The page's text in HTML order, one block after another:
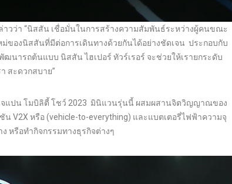
วว่า “นิสสัน เชื่อมั่นในการสร้างความสัมพันธ์ระหว่างผู้คนขณะ
ของนิสสันที่มีต่อการเดินทางด้วยกันได้อย่างชัดเจน ประกอบกับ
นารถต้นแบบ นิสสัน ไฮเปอร์ ทัวร์เรอร์ จะช่วยให้เรายกระดับ
สะดวกสบาย”
จแปน โมบิลิตี้ โชว์ 2023 มินิแวนรุ่นนี้ ผสมผสานจิตวิญญาณของ
V2X หรือ (vehicle-to-everything) และแบตเตอรี่ไฟฟ้าความจุ
หรือทำกิจกรรมทางธุรกิจต่างๆ